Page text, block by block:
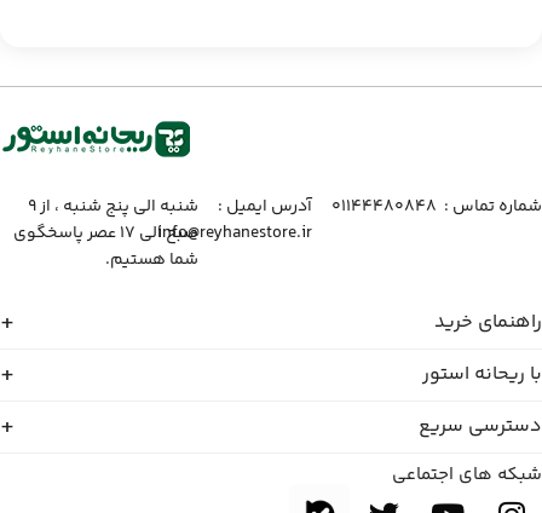
شماره تماس :‌ ۰۱۱۴۴۴۸۰۸۴۸
آدرس ایمیل :‌
info@reyhanestore.ir
شنبه الی پنج شنبه ، از ۹
صبح الی ۱۷ عصر پاسخگوی
شما هستیم.
راهنمای خرید
با ریحانه استور
دسترسی سریع
شبکه های اجتماعی